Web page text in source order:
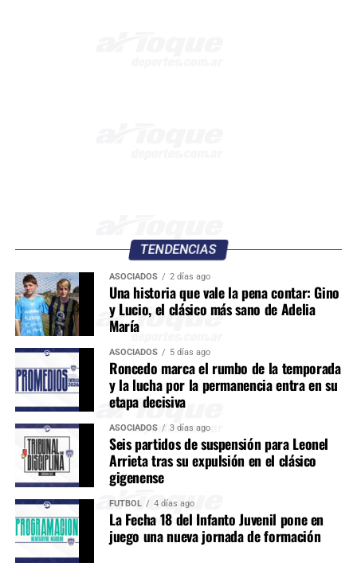
TENDENCIAS
ASOCIADOS 2 días ago
Una historia que vale la pena contar: Gino
y Lucio, el clásico más sano de Adelia
María
ASOCIADOS 5 días ago
Roncedo marca el rumbo de la temporada
y la lucha por la permanencia entra en su
etapa decisiva
ASOCIADOS 3 días ago
Seis partidos de suspensión para Leonel
Arrieta tras su expulsión en el clásico
gigenense
FÚTBOL 4 días ago
La Fecha 18 del Infanto Juvenil pone en
juego una nueva jornada de formación